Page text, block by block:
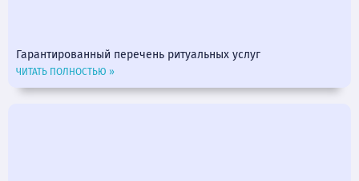
Гарантированный перечень ритуальных услуг
ЧИТАТЬ ПОЛНОСТЬЮ »